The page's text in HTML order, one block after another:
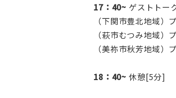
17：40~ ゲストト
（下関市豊北地域）
（萩市むつみ地域）
（美祢市秋芳地域
18：40~ 休憩[5分]